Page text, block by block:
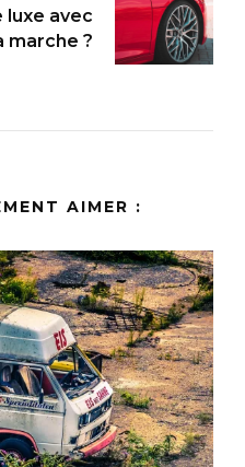
luxe avec
marche ?
AIMER :